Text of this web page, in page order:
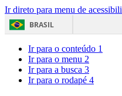
Ir direto para menu de
BRASIL
Ir para o conteúdo 1
Ir para o menu 2
Ir para a busca 3
Ir para o rodapé 4